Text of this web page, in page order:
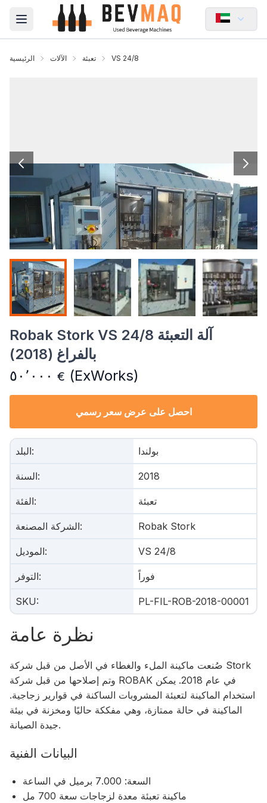
Open main menu
الرئيسية الآلات تعبئة VS 24/8
Robak Stork VS 24/8 آلة التعبئة
بالفراغ (2018)
٥٠٬٠٠٠ € (ExWorks)
احصل على عرض سعر رسمي
البلد: بولندا
السنة: 2018
الفئة: تعبئة
الشركة المصنعة: Robak Stork
الموديل: VS 24/8
التوفر: فوراً
SKU: PL-FIL-ROB-2018-00001
نظرة عامة
صُنعت ماكينة الملء والغطاء في الأصل من قبل شركة Stork
وتم إصلاحها من قبل شركة ROBAK في عام 2018. يمكن
استخدام الماكينة لتعبئة المشروبات الساكنة في قوارير زجاجية.
الماكينة في حالة ممتازة، وهي مفككة حاليًا ومخزنة في بيئة
جيدة الصيانة.
البيانات الفنية
السعة: 7.000 برميل في الساعة
ماكينة تعبئة معدة لزجاجات سعة 700 مل